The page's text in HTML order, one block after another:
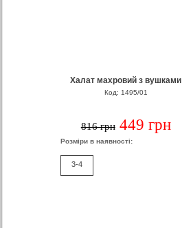
Халат махровий з вушками
Код: 1495/01
816 грн 449 грн
Розміри в наявності:
3-4